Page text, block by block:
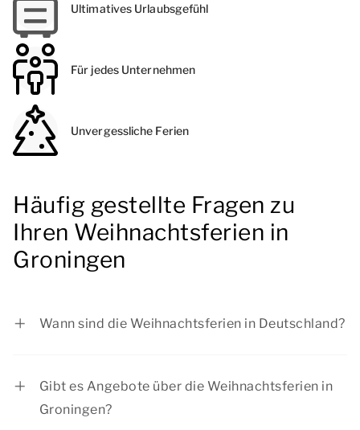
Ultimatives Urlaubsgefühl
Für jedes Unternehmen
Unvergessliche Ferien
Häufig gestellte Fragen zu
Ihren Weihnachtsferien in
Groningen
Wann sind die Weihnachtsferien in Deutschland?
Gibt es Angebote über die Weihnachtsferien in
Groningen?